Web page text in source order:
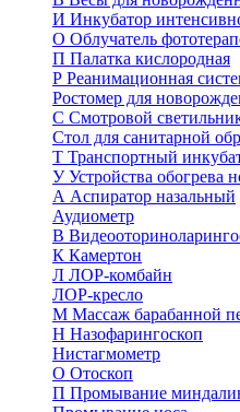
И Инкубатор
О Облучатель
П Палатка кислородная
Р Реанимационная
Ростомер для
С Смотровой
Стол для санитарной
Т Транспортный
УУстройства обогрева
А Аспиратор назальный
Аудиометр
В
К Камертон
Л ЛОР-комбайн
ЛОР-кресло
М Массаж барабанной
Н Назофарингоскоп
Нистагмометр
О Отоскоп
П Промывание